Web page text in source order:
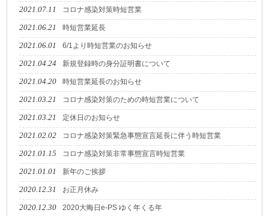
2021.07.11 コロナ感染対策時短営業
2021.06.21 時短営業延長
2021.06.01 6/1より時短営業のお知らせ
2021.04.24 新規登録時の身分証明書について
2021.04.20 時短営業延長のお知らせ
2021.03.21 コロナ感染対策のための時短営業について
2021.03.21 定休日のお知らせ
2021.02.02 コロナ感染対策緊急事態宣言延長に伴う時短営業
2021.01.15 コロナ感染対策非常事態宣言時短営業
2021.01.01 新年のご挨拶
2020.12.31 お正月休み
2020.12.30 2020大晦日e-PS ゆく年くる年